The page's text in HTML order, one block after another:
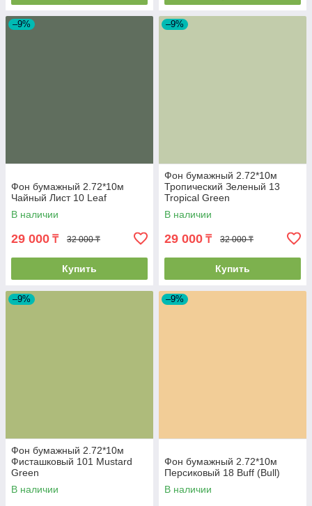
–9%
Фон бумажный 2.72*10м
Чайный Лист 10 Leaf
В наличии
29 000 ₸ 32 000 ₸
Купить
–9%
Фон бумажный 2.72*10м
Тропический Зеленый 13
Tropical Green
В наличии
29 000 ₸ 32 000 ₸
Купить
–9%
Фон бумажный 2.72*10м
Фисташковый 101 Mustard
Green
В наличии
–9%
Фон бумажный 2.72*10м
Персиковый 18 Buff (Bull)
В наличии